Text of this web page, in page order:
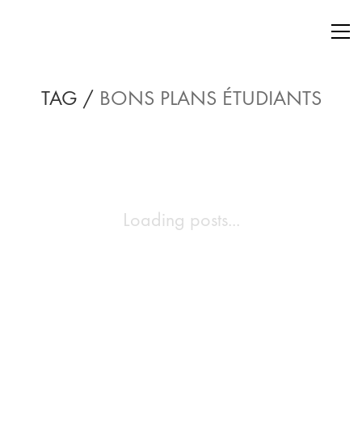
TAG / BONS PLANS ÉTUDIANTS
Loading posts...